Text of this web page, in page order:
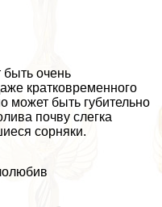
быть очень
кратковременного
может быть губительно
почву слегка
сорняки.